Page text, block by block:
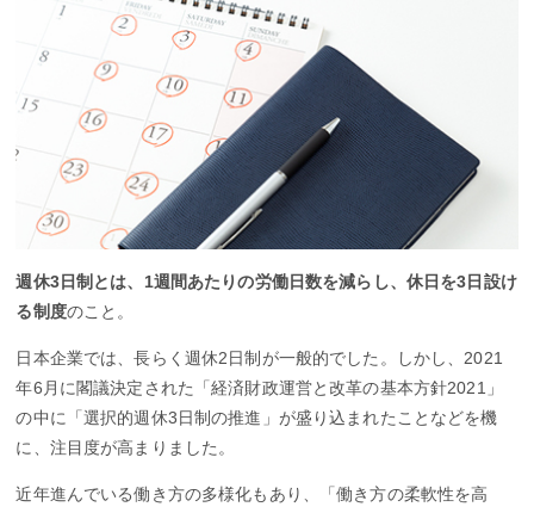
週休3日制とは、1週間あたりの労働日数を減らし、休日を3日設け
る制度のこと。
日本企業では、長らく週休2日制が一般的でした。しかし、2021
年6月に閣議決定された「経済財政運営と改革の基本方針2021」
の中に「選択的週休3日制の推進」が盛り込まれたことなどを機
に、注目度が高まりました。
近年進んでいる働き方の多様化もあり、「働き方の柔軟性を高